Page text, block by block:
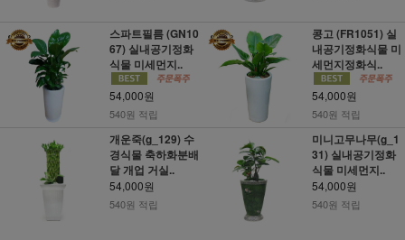
스파트필름 (GN10
67) 실내공기정화
식물 미세먼지..
54,000원
540원 적립
콩고 (FR1051) 실
내공기정화식물 미
세먼지정화식..
54,000원
540원 적립
개운죽(g_129) 수
경식물 축하화분배
달 개업 거실..
54,000원
540원 적립
미니고무나무(g_1
31) 실내공기정화
식물 미세먼지..
54,000원
540원 적립